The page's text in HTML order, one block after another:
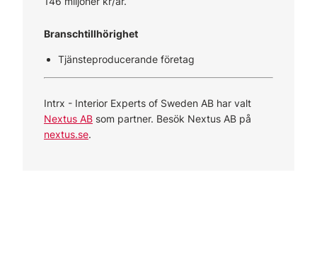
Branschtillhörighet
Tjänsteproducerande företag
Intrx - Interior Experts of Sweden AB har valt
Nextus AB som partner. Besök Nextus AB på
nextus.se.